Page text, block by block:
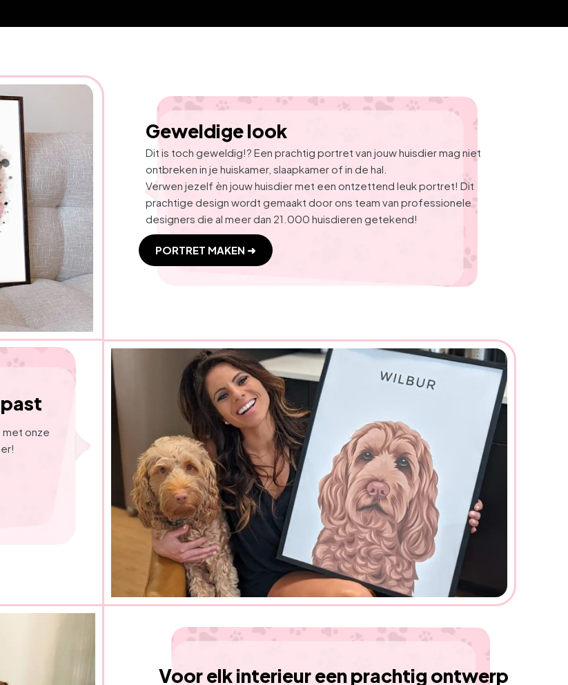
Geweldige look
Dit is toch geweldig!? Een prachtig portret van jouw huisdier mag niet
ontbreken in je huiskamer, slaapkamer of in de hal.
Verwen jezelf èn jouw huisdier met een ontzettend leuk portret! Dit
prachtige design wordt gemaakt door ons team van professionele
designers die al meer dan 21.000 huisdieren getekend!
PORTRET MAKEN ➜
met onze
Voor elk interieur een prachtig ontwerp